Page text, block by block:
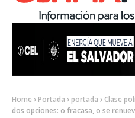
Home Portada portada Clase
dos opciones: o fracasa, o se